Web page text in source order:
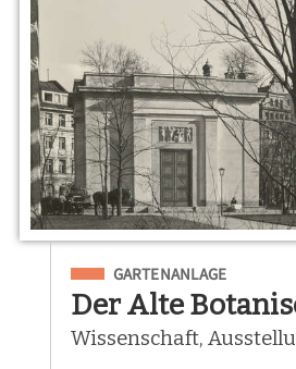
Eingeordnet unter
GARTENANLAGE
Der Alte
Wissenschaft,